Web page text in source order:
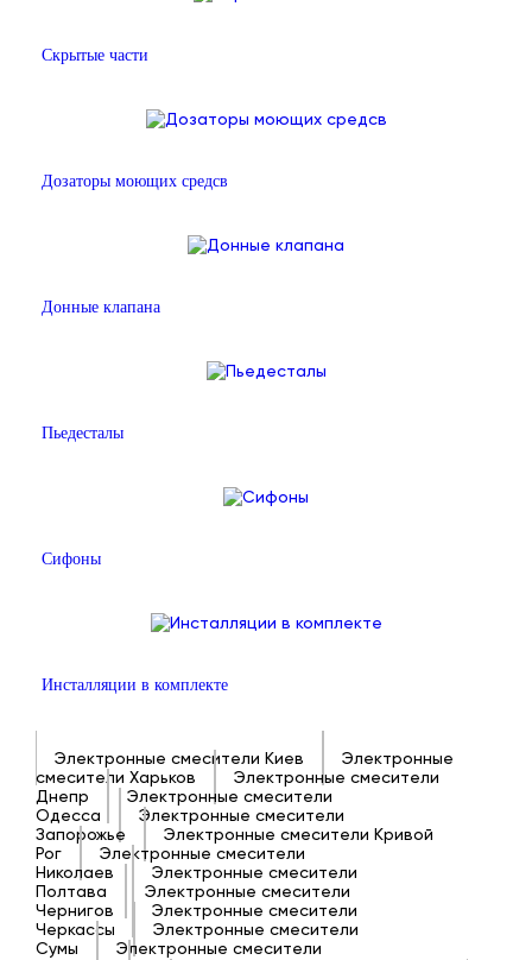
Скрытые части
Дозаторы моющих средсв
Донные клапана
Пьедесталы
Сифоны
Инсталляции в комплекте
Электронные смесители Киев
Электронные
смесители Харьков
Электронные смесители
Днепр
Электронные смесители
Одесса
Электронные смесители
Запорожье
Электронные смесители Кривой
Рог
Электронные смесители
Николаев
Электронные смесители
Полтава
Электронные смесители
Чернигов
Электронные смесители
Черкассы
Электронные смесители
Сумы
Электронные смесители